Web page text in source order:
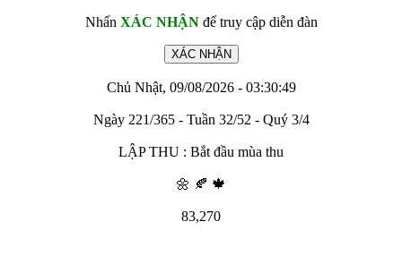
Nhấn XÁC NHẬNđể truy cập diễn đàn
Chủ Nhật, 09/08/2026 - 03:30:49
Ngày 221/365 - Tuần 32/52 - Quý 3/4
LẬP THU : Bắt đầu mùa thu
🌼 🍂 🍁
83,270